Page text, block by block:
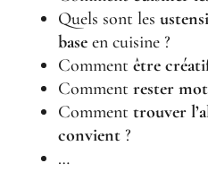
Quels sont les
baseen cuisine ?
Comment être
Comment rester
Comment trouver
convient?
…